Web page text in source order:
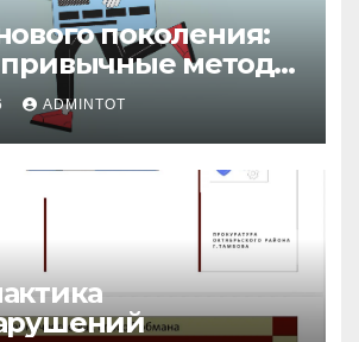
поколения:
методы
ADMINTOT